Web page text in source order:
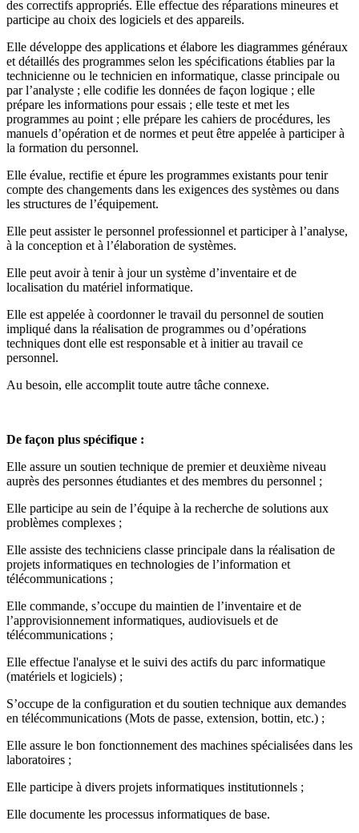
des correctifs appropriés. Elle effectue des réparations mineures et
participe au choix des logiciels et des appareils.
Elle développe des applications et élabore les diagrammes généraux
et détaillés des programmes selon les spécifications établies par la
technicienne ou le technicien en informatique, classe principale ou
par l’analyste ; elle codifie les données de façon logique ; elle
prépare les informations pour essais ; elle teste et met les
programmes au point ; elle prépare les cahiers de procédures, les
manuels d’opération et de normes et peut être appelée à participer à
la formation du personnel.
Elle évalue, rectifie et épure les programmes existants pour tenir
compte des changements dans les exigences des systèmes ou dans
les structures de l’équipement.
Elle peut assister le personnel professionnel et participer à l’analyse,
à la conception et à l’élaboration de systèmes.
Elle peut avoir à tenir à jour un système d’inventaire et de
localisation du matériel informatique.
Elle est appelée à coordonner le travail du personnel de soutien
impliqué dans la réalisation de programmes ou d’opérations
techniques dont elle est responsable et à initier au travail ce
personnel.
Au besoin, elle accomplit toute autre tâche connexe.
De façon plus spécifique :
Elle assure un soutien technique de premier et deuxième niveau
auprès des personnes étudiantes et des membres du personnel ;
Elle participe au sein de l’équipe à la recherche de solutions aux
problèmes complexes ;
Elle assiste des techniciens classe principale dans la réalisation de
projets informatiques en technologies de l’information et
télécommunications ;
Elle commande, s’occupe du maintien de l’inventaire et de
l’approvisionnement informatiques, audiovisuels et de
télécommunications ;
Elle effectue l'analyse et le suivi des actifs du parc informatique
(matériels et logiciels) ;
S’occupe de la configuration et du soutien technique aux demandes
en télécommunications (Mots de passe, extension, bottin, etc.) ;
Elle assure le bon fonctionnement des machines spécialisées dans les
laboratoires ;
Elle participe à divers projets informatiques institutionnels ;
Elle documente les processus informatiques de base.